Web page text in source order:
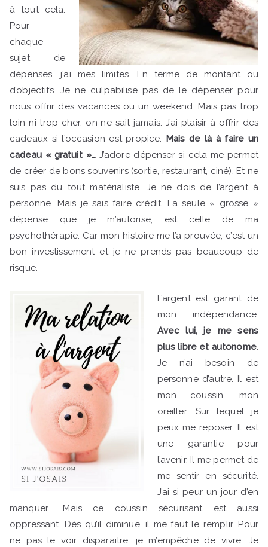
à tout cela.
Pour
chaque
sujet de
dépenses, j’ai mes limites. En terme de montant ou
d’objectifs. Je ne culpabilise pas de le dépenser pour
nous offrir des vacances ou un weekend. Mais pas trop
loin ni trop cher, on ne sait jamais. J’ai plaisir à offrir des
cadeaux si l’occasion est propice. Mais de là à faire un
cadeau « gratuit »…J’adore dépenser si cela me permet
de créer de bons souvenirs (sortie, restaurant, ciné). Et ne
suis pas du tout matérialiste. Je ne dois de l’argent à
personne. Mais je sais faire crédit. La seule « grosse »
dépense que je m’autorise, est celle de ma
psychothérapie. Car mon histoire me l’a prouvée, c’est un
bon investissement et je ne prends pas beaucoup de
risque.
L’argent est garant de
mon indépendance.
Avec lui, je me sens
plus libre et autonome.
Je n’ai besoin de
personne d’autre. Il est
mon coussin, mon
oreiller. Sur lequel je
peux me reposer. Il est
une garantie pour
l’avenir. Il me permet de
me sentir en sécurité.
J’ai si peur un jour d’en
manquer… Mais ce coussin sécurisant est aussi
oppressant. Dès qu’il diminue, il me faut le remplir. Pour
ne pas le voir disparaitre, je m’empêche de vivre. Je